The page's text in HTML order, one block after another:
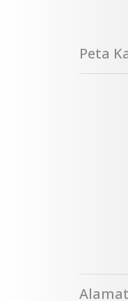
Peta